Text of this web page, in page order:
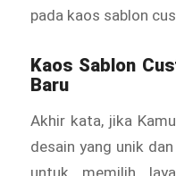
pada kaos sablon
Kaos Sablon
Baru
Akhir kata, jika
desain yang unik
untuk memilih